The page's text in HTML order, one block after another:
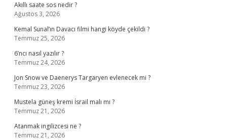
Akıllı saate sos nedir ?
Ağustos 3, 2026
Kemal Sunal’ın Davacı filmi hangi köyde çekildi ?
Temmuz 25, 2026
6’ncı nasıl yazılır ?
Temmuz 24, 2026
Jon Snow ve Daenerys Targaryen evlenecek mi ?
Temmuz 23, 2026
Mustela güneş kremi İsrail malı mı ?
Temmuz 21, 2026
Atanmak ingilizcesi ne ?
Temmuz 21, 2026